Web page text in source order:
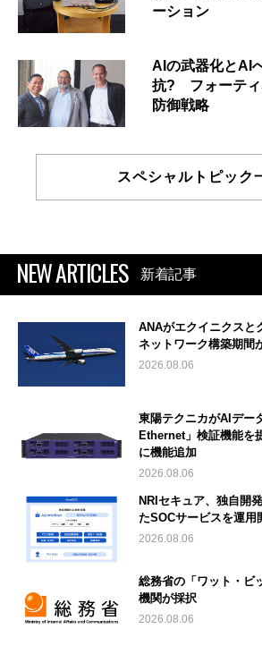
ーション
AIの武器化とAI
抗? フォーティ
防御戦略
スペシャルトピック
NEW ARTICLES 新着記事
ANAがエクイニクスと
ネットワーク構築期間
2026.08.06
東陽テクニカがAIデー
Ethernet」検証機能を
に機能追加
2026.08.06
NRIセキュア、独自開
たSOCサービスを運用
2026.08.06
総務省の「ワット・ビ
機関が採択
2026.08.06